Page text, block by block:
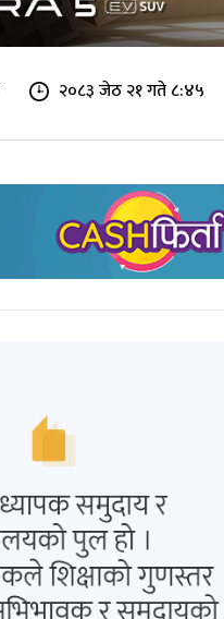
२०८३ जेठ २१ गते ८:४५